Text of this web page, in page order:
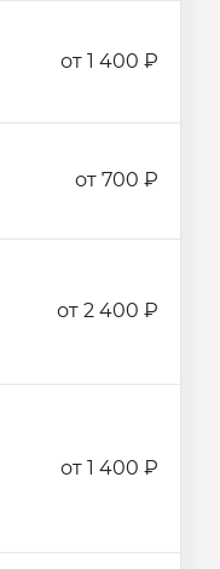
от 1 400 ₽
от 700 ₽
от 2 400 ₽
от 1 400 ₽